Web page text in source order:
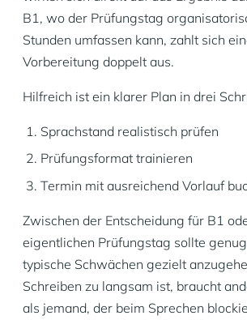
B1, wo der Prüfungstag
Stunden umfassen kann, zahlt sich
Vorbereitung doppelt aus.
Hilfreich ist ein klarer Plan in drei
Sprachstand realistisch prüfen
Prüfungsformat trainieren
Termin mit ausreichend Vorlauf
Zwischen der Entscheidung für B1
eigentlichen Prüfungstag sollte
typische Schwächen gezielt
Schreiben zu langsam ist, braucht
als jemand, der beim Sprechen